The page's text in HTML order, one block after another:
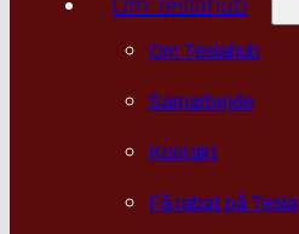
Om Teslahub
Samarbejde
Kontakt
Få rabat på Tesla